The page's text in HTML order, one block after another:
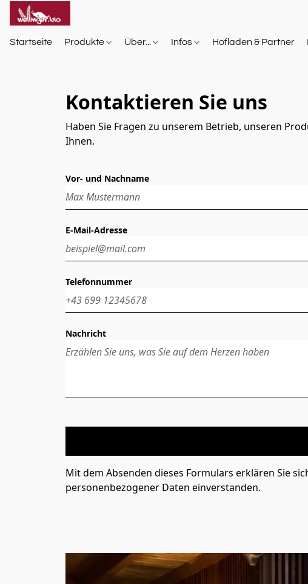
Startseite Produkte Über... Infos Hofladen & Partner
Kontaktieren Sie uns
Haben Sie Fragen zu unserem Betrieb, unseren
Ihnen.
Vor- und Nachname
E-Mail-Adresse
Telefonnummer
Nachricht
Mit dem Absenden dieses Formulars erklären Sie
personenbezogener Daten einverstanden.